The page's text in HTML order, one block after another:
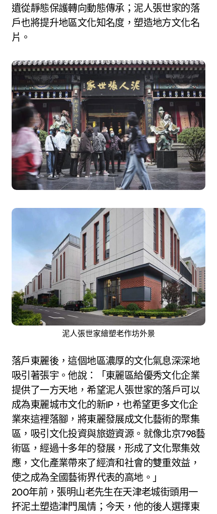
遺從靜態保護轉向動態傳承；泥人張世家的落
戶也將提升地區文化知名度，塑造地方文化名
片。
泥人張世家繪塑老作坊外景
落戶東麗後，這個地區濃厚的文化氣息深深地
吸引著張宇。他說：「東麗區給優秀文化企業
提供了一方天地，希望泥人張世家的落戶可以
成為東麗城市文化的新IP，也希望更多文化企
業來這裡落腳，將東麗發展成文化藝術的聚集
區，吸引文化投資與旅遊資源。就像北京798藝
術區，經過十多年的發展，形成了文化聚集效
應，文化產業帶來了經濟和社會的雙重效益，
使之成為全國藝術界代表的高地。」
200年前，張明山老先生在天津老城街頭用一
抔泥土塑造津門風情；今天，他的後人選擇東